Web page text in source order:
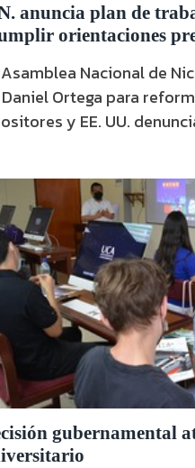
anuncia plan de
orientaciones
Nacional de
Ortega para
y EE. UU.
gubernamental